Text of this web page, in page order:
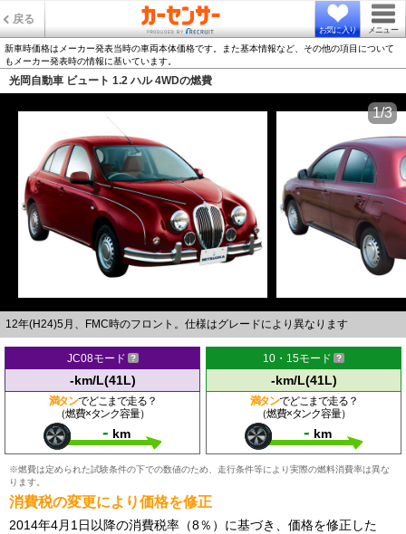
戻る
お気に入り メニュー
新車時価格はメーカー発表当時の車両本体価格です。また基本情報など、その他の項目について
もメーカー発表時の情報に基いています。
光岡自動車 ビュート 1.2 ハル 4WDの燃費
12年(H24)5月、FMC時のフロント。仕様はグレードにより異なります
1/3
JC08モード
-km/L(41L)
満タンでどこまで走る？
（燃費×タンク容量）
- km
10・15モード
-km/L(41L)
満タンでどこまで走る？
（燃費×タンク容量）
- km
※燃費は定められた試験条件の下での数値のため、走行条件等により実際の燃料消費率は異な
ります。
消費税の変更により価格を修正
2014年4月1日以降の消費税率（8％）に基づき、価格を修正した